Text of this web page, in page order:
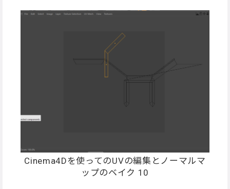
Cinema4Dを使ってのUVの編集とノーマルマ
ップのベイク 10